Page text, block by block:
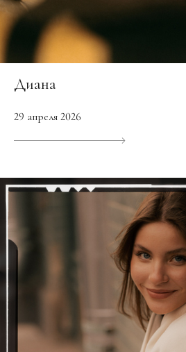
Диана
29 апреля 2026